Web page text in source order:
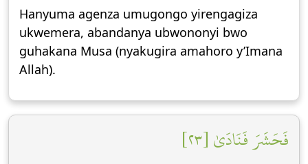
Hanyuma agenza umugongo yirengagiza
ukwemera, abandanya ubwononyi bwo
guhakana Musa (nyakugira amahoro y’Imana
Allah).
فَحَشَرَ فَنَادَىٰ [٢٣]